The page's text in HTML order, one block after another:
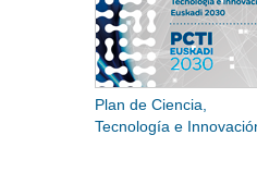
Plan de Ciencia,
Tecnología e